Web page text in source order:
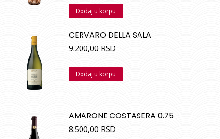
sa4.50od
Dodaj u korpu
CERVARO DELLA SALA
9.200,00 RSD
Dodaj u korpu
AMARONE COSTASERA 0.75
8.500,00 RSD